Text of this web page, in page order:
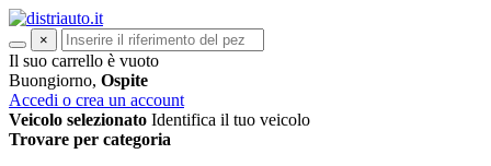
×
Il suo carrello è vuoto
Buongiorno, Ospite
Accedi o crea un account
Veicolo selezionato Identifica il tuo veicolo
Trovare per categoria